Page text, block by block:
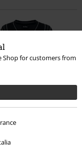
Shop for customers from
€ 59,99